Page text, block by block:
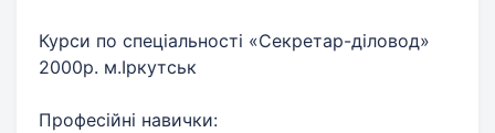
Курси по спеціальності «Секретар-діловод»
2000р. м.Іркутськ
Професійні навички: